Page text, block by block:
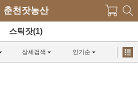
춘천잣농산
스틱잣(1)
상세검색 인기순